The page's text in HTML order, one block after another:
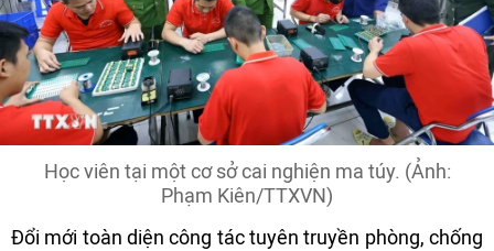
Học viên tại một cơ sở cai nghiện ma túy. (Ảnh:
Phạm Kiên/TTXVN)
Đổi mới toàn diện công tác tuyên truyền phòng, chống